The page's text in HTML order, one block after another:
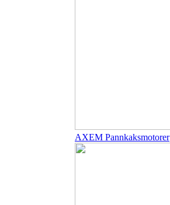
AXEM Pannkaksmotorer